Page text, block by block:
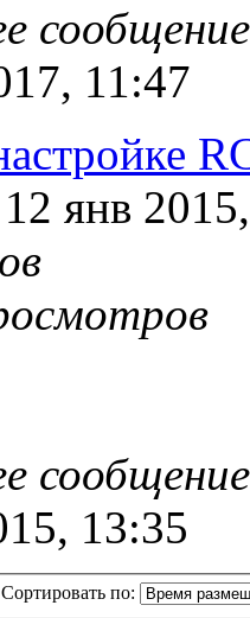
11:47
янв
13:35
Сортировать по: